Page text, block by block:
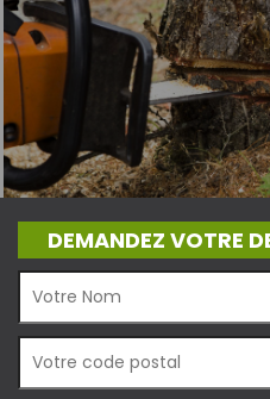
DEMANDEZ VOTRE